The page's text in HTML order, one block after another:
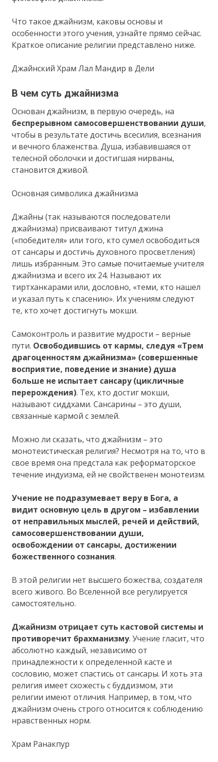
Что такое джайнизм, каковы основы и
особенности этого учения, узнайте прямо сейчас.
Краткое описание религии представлено ниже.
Джайнский Храм Лал Мандир в Дели
В чем суть джайнизма
Основан джайнизм, в первую очередь, на
беспрерывном самосовершенствовании души,
чтобы в результате достичь всесилия, всезнания
и вечного блаженства. Душа, избавившаяся от
телесной оболочки и достигшая нирваны,
становится дживой.
Основная символика джайнизма
Джайны (так называются последователи
джайнизма) присваивают титул джина
(«победителя» или того, кто сумел освободиться
от сансары и достичь духовного просветления)
лишь избранным. Это самые почитаемые учителя
джайнизма и всего их 24. Называют их
тиртханкарами или, дословно, «теми, кто нашел
и указал путь к спасению». Их учениям следуют
те, кто хочет достигнуть мокши.
Самоконтроль и развитие мудрости – верные
пути. Освободившись от кармы, следуя «Трем
драгоценностям джайнизма» (совершенные
восприятие, поведение и знание) душа
больше не испытает сансару (цикличные
перерождения). Тех, кто достиг мокши,
называют сиддхами. Сансарины – это души,
связанные кармой с землей.
Можно ли сказать, что джайнизм – это
монотеистическая религия? Несмотря на то, что в
свое время она предстала как реформаторское
течение индуизма, ей не свойственен монотеизм.
Учение не подразумевает веру в Бога, а
видит основную цель в другом – избавлении
от неправильных мыслей, речей и действий,
самосовершенствовании души,
освобождении от сансары, достижении
божественного сознания.
В этой религии нет высшего божества, создателя
всего живого. Во Вселенной все регулируется
самостоятельно.
Джайнизм отрицает суть кастовой системы и
противоречит брахманизму. Учение гласит, что
абсолютно каждый, независимо от
принадлежности к определенной касте и
сословию, может спастись от сансары. И хоть эта
религия имеет схожесть с буддизмом, эти
религии имеют отличия. Например, в том, что
джайнизм очень строго относится к соблюдению
нравственных норм.
Храм Ранакпур